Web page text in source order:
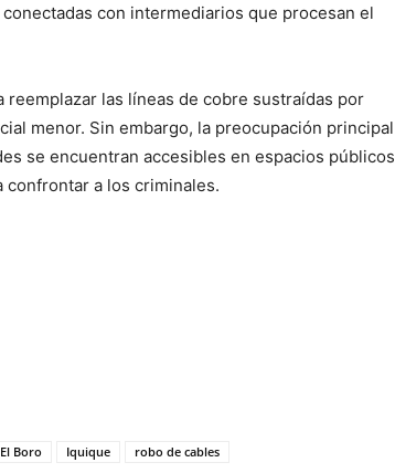
con intermediarios que procesan el
las líneas de cobre sustraídas por
menor. Sin embargo, la preocupación principal
se encuentran accesibles en espacios públicos
confrontar a los criminales.
El Boro Iquique robo de cables